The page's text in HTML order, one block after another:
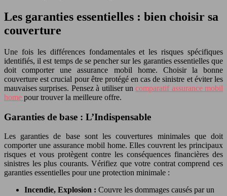
Les garanties essentielles : bien choisir sa
couverture
Une fois les différences fondamentales et les risques spécifiques
identifiés, il est temps de se pencher sur les garanties essentielles que
doit comporter une assurance mobil home. Choisir la bonne
couverture est crucial pour être protégé en cas de sinistre et éviter les
mauvaises surprises. Pensez à utiliser uncomparatif assurance mobil
home pour trouver la meilleure offre.
Garanties de base : L’Indispensable
Les garanties de base sont les couvertures minimales que doit
comporter une assurance mobil home. Elles couvrent les principaux
risques et vous protègent contre les conséquences financières des
sinistres les plus courants. Vérifiez que votre contrat comprend ces
garanties essentielles pour une protection minimale :
Incendie, Explosion : Couvre les dommages causés par un